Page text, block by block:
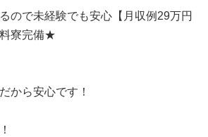
ので未経験でも安心【月収例29万円
寮完備★
から安心です！